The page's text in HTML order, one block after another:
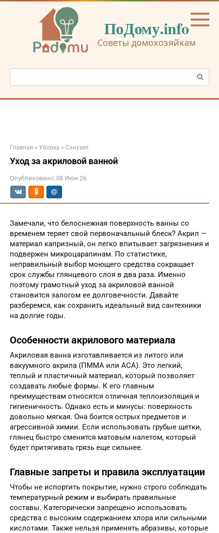
Перейти
ПоДому.info
Советы домохозяйкам
Поиск:
Главная » Уборка » Санузел
Уход за акриловой ванной
Опубликовано: 08 Июн 26
Замечали, что белоснежная поверхность ванны со
временем теряет свой первоначальный блеск? Акрил —
материал капризный, он легко впитывает загрязнения и
подвержен микроцарапинам. По статистике,
неправильный выбор моющего средства сокращает
срок службы глянцевого слоя в два раза. Именно
поэтому грамотный уход за акриловой ванной
становится залогом ее долговечности. Давайте
разберемся, как сохранить идеальный вид сантехники
на долгие годы.
Особенности акрилового материала
Акриловая ванна изготавливается из литого или
вакуумного акрила (ПММА или АСА). Это легкий,
теплый и пластичный материал, который позволяет
создавать любые формы. К его главным
преимуществам относятся отличная теплоизоляция и
гигиеничность. Однако есть и минусы: поверхность
довольно мягкая. Она боится острых предметов и
агрессивной химии. Если использовать грубые щетки,
глянец быстро сменится матовым налетом, который
будет притягивать грязь еще сильнее.
Главные запреты и правила эксплуатации
Чтобы не испортить покрытие, нужно строго соблюдать
температурный режим и выбирать правильные
составы. Категорически запрещено использовать
средства с высоким содержанием хлора или сильными
кислотами. Также нельзя применять абразивы, которые